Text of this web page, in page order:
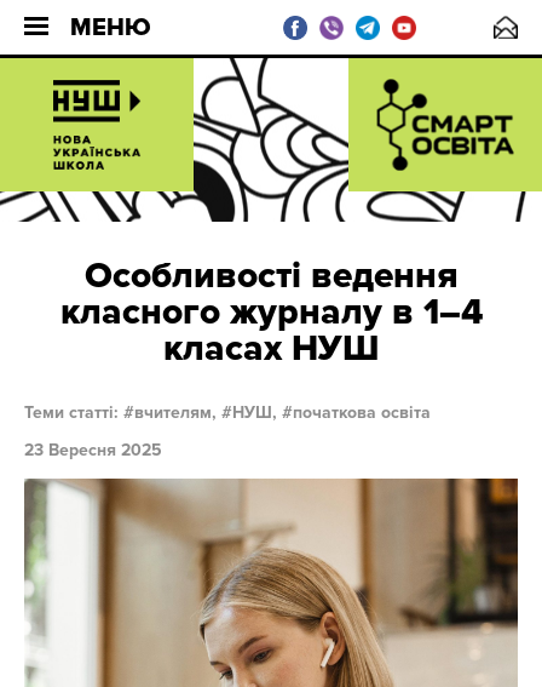
МЕНЮ
Особливості ведення
класного журналу в 1–4
класах НУШ
Теми статті: вчителям, НУШ,
початкова освіта
23 Вересня 2025